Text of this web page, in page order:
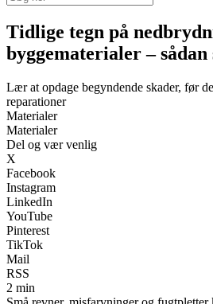
Tidlige tegn på
byggematerialer –
Lær at opdage begyndende skader, før
reparationer
Materialer
Materialer
Del og vær venlig
X
Facebook
Instagram
LinkedIn
YouTube
Pinterest
TikTok
Mail
RSS
2 min